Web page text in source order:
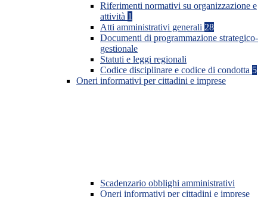
Riferimenti normativi su organizzazione e
attività 1
Atti amministrativi generali 28
Documenti di programmazione strategico-
gestionale
Statuti e leggi regionali
Codice disciplinare e codice di condotta 5
Oneri informativi per cittadini e imprese
Scadenzario obblighi amministrativi
Oneri informativi per cittadini e imprese